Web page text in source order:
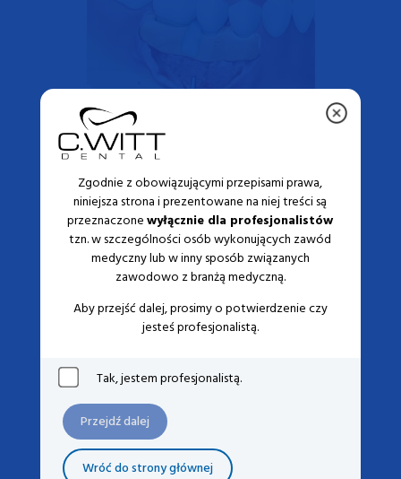
3. Pokrycie błony kolagenowej.
4. W miejscu szycia.
Zgodnie z obowiązującymi przepisami prawa,
niniejsza strona i prezentowane na niej treści są
przeznaczonewyłącznie dla profesjonalistów
tzn. w szczególności osób wykonujących zawód
medyczny lub w inny sposób związanych
zawodowo z branżą medyczną.
Aby przejść dalej, prosimy o potwierdzenie czy
jesteś profesjonalistą.
Tak, jestem profesjonalistą.
Przejdź dalej
Wróć do strony głównej